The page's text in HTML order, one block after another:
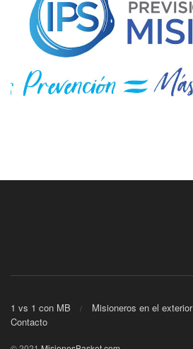
1 vs 1 con MB Misioneros en el exterior
Contacto